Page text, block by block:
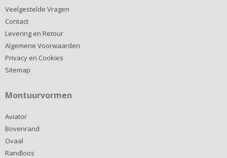
Veelgestelde Vragen
Contact
Levering en Retour
Algemene Voorwaarden
Privacy en Cookies
Sitemap
Montuurvormen
Aviator
Bovenrand
Ovaal
Randloos